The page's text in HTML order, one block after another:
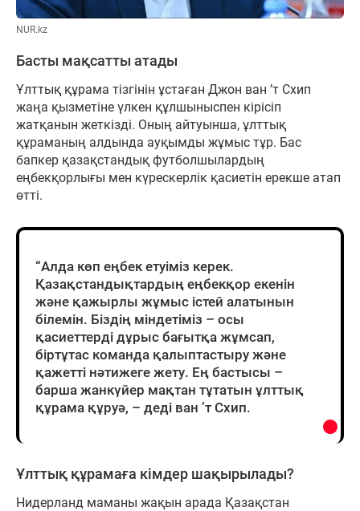
NUR.kz
Басты мақсатты атады
Ұлттық құрама тізгінін ұстаған Джон ван ’т Схип
жаңа қызметіне үлкен құлшыныспен кірісіп
жатқанын жеткізді. Оның айтуынша, ұлттық
құраманың алдында ауқымды жұмыс тұр. Бас
бапкер қазақстандық футболшылардың
еңбекқорлығы мен күрескерлік қасиетін ерекше атап
өтті.
“Алда көп еңбек етуіміз керек.
Қазақстандықтардың еңбекқор екенін
және қажырлы жұмыс істей алатынын
білемін. Біздің міндетіміз – осы
қасиеттерді дұрыс бағытқа жұмсап,
біртұтас команда қалыптастыру және
қажетті нәтижеге жету. Ең бастысы –
барша жанкүйер мақтан тұтатын ұлттық
құрама құруә, – деді ван ’т Схип.
Ұлттық құрамаға кімдер шақырылады?
Нидерланд маманы жақын арада Қазақстан